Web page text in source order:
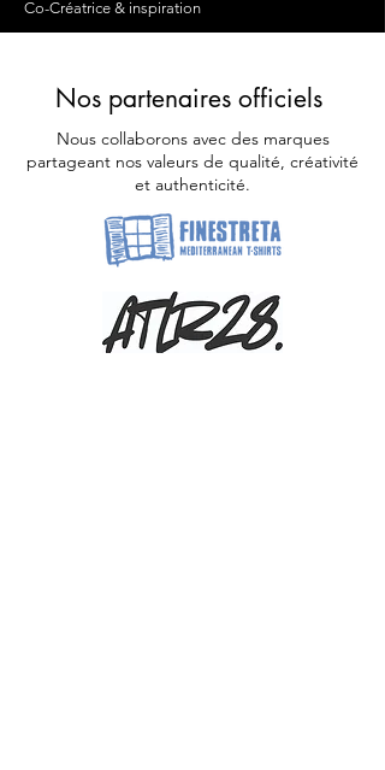
Co-Créatrice & inspiration
Nos partenaires officiels
Nous collaborons avec des marques
partageant nos valeurs de qualité, créativité
et authenticité.